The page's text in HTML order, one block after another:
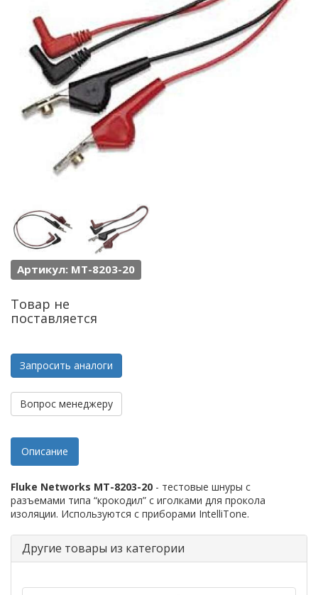
Артикул: MT-8203-20
Товар не
поставляется
Запросить аналоги
Вопрос менеджеру
Описание
Fluke Networks MT-8203-20 - тестовые шнуры с
разъемами типа “крокодил” с иголками для прокола
изоляции. Используются с приборами IntelliTone.
Другие товары из категории